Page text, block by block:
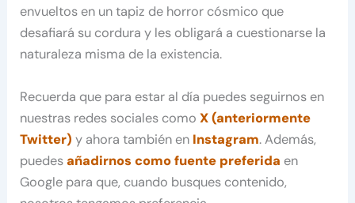
envueltos en un tapiz de horror cósmico que
desafiará su cordura y les obligará a cuestionarse la
naturaleza misma de la existencia.
Recuerda que para estar al día puedes seguirnos en
nuestras redes sociales comoX (anteriormente
Twitter) y ahora también en Instagram. Además,
puedesañadirnos como fuente preferida en
Google para que, cuando busques contenido,